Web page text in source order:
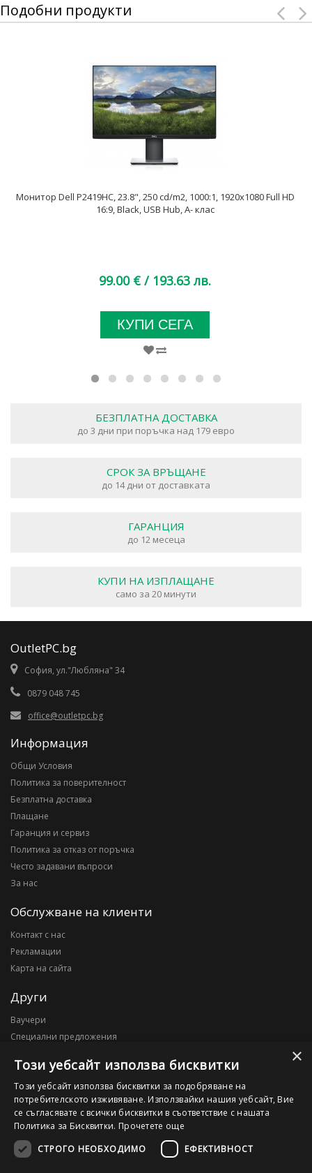
Подобни продукти
Монитор Dell P2419HC, 23.8", 250 cd/m2, 1000:1, 1920x1080 Full HD
16:9, Black, USB Hub, A- клас
99.00 € / 193.63 лв.
КУПИ СЕГА
БЕЗПЛАТНА ДОСТАВКА
до 3 дни при поръчка над 179 евро
СРОК ЗА ВРЪЩАНЕ
до 14 дни от доставката
ГАРАНЦИЯ
до 12 месеца
КУПИ НА ИЗПЛАЩАНЕ
само за 20 минути
OutletPC.bg
София, ул."Любляна" 34
0879 048 745
office@outletpc.bg
Информация
Общи Условия
Политика за поверителност
Безплатна доставка
Плащане
Гаранция и сервиз
Политика за отказ от поръчка
Често задавани въпроси
За нас
Обслужване на клиенти
Контакт с нас
Рекламации
Карта на сайта
Други
Ваучери
Специални предложения
Моят профил
Моят профил
История на поръчките
Желани продукти
×
Този уебсайт използва бисквитки
Този уебсайт използва бисквитки за подобряване на
потребителското изживяване. Използвайки нашия уебсайт, Вие
се съгласявате с всички бисквитки в съответствие с нашата
Политика за Бисквитки. Прочетете още
СТРОГО НЕОБХОДИМО
ЕФЕКТИВНОСТ